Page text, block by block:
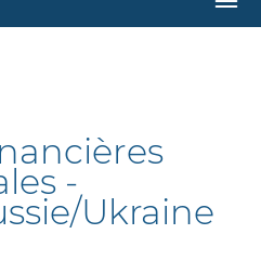
-
Ukraine
TWITTER